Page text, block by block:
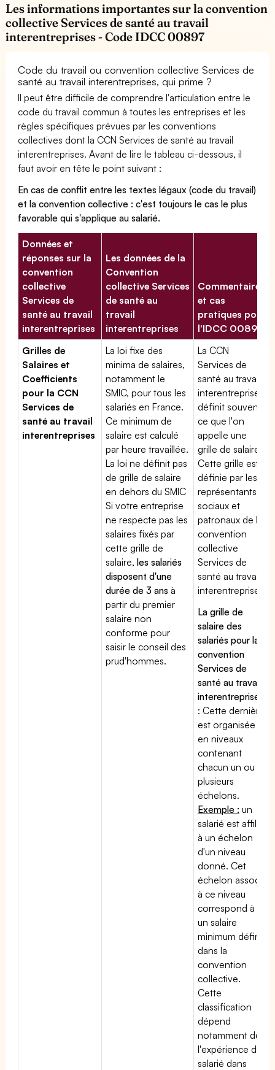
Les informations importantes sur la convention
collective Services de santé au travail
interentreprises - Code IDCC 00897
Code du travail ou convention collective Services de
santé au travail interentreprises, qui prime ?
Il peut être difficile de comprendre l'articulation entre le
code du travail commun à toutes les entreprises et les
règles spécifiques prévues par les conventions
collectives dont la CCN Services de santé au travail
interentreprises. Avant de lire le tableau ci-dessous, il
faut avoir en tête le point suivant :
En cas de conflit entre les textes légaux (code du travail)
et la convention collective : c'est toujours le cas le plus
favorable qui s'applique au salarié.
Données et
réponses sur la
convention
collective
Services de
santé au travail
interentreprises
Les données de la
Convention
collective Services
de santé au
travail
interentreprises
Commentaires
et cas
pratiques pour
l'IDCC 00897
Grilles de
Salaires et
Coefficients
pour la CCN
Services de
santé au travail
interentreprises
La loi fixe des
minima de salaires,
notamment le
SMIC, pour tous les
salariés en France.
Ce minimum de
salaire est calculé
par heure travaillée.
La loi ne définit pas
de grille de salaire
en dehors du SMIC
Si votre entreprise
ne respecte pas les
salaires fixés par
cette grille de
salaire,les salariés
disposent d'une
durée de 3 ans à
partir du premier
salaire non
conforme pour
saisir le conseil des
prud'hommes.
La CCN
Services de
santé au travail
interentreprises
définit souvent
ce que l'on
appelle une
grille de salaires.
Cette grille est
définie par les
représentants
sociaux et
patronaux de la
convention
collective
Services de
santé au travail
interentreprises
La grille de
salaire des
salariés pour la
convention
Services de
santé au travail
interentreprises
: Cette dernière
est organisée
en niveaux
contenant
chacun un ou
plusieurs
échelons.
Exemple : un
salarié est affilié
à un échelon
d'un niveau
donné. Cet
échelon associé
à ce niveau
correspond à
un salaire
minimum défini
dans la
convention
collective.
Cette
classification
dépend
notamment de
l'expérience du
salarié dans